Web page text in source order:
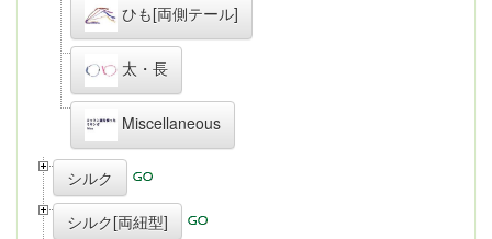
ひも[両側テール]
太・長
Miscellaneous
シルク
シルク[両紐型]